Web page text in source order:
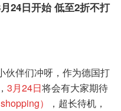
24日开始 低至2折不打
伙伴们冲呀，作为德国打
3月24日将会有大家期待
）
，超长待机，